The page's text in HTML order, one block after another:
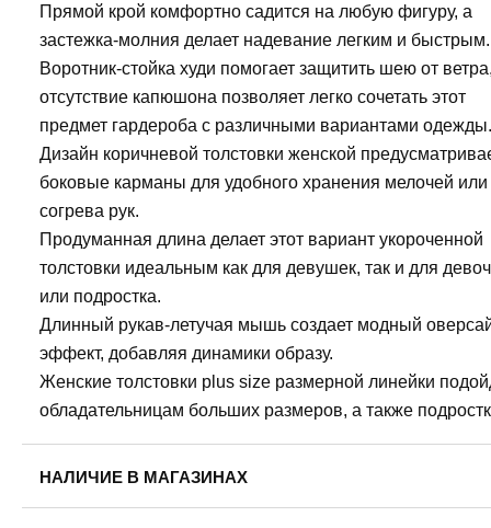
Прямой крой комфортно садится на любую фигуру, а
застежка-молния делает надевание легким и быстрым.
Воротник-стойка худи помогает защитить шею от
отсутствие капюшона позволяет легко сочетать этот
предмет гардероба с различными вариантами одежды.
Дизайн коричневой толстовки женской
боковые карманы для удобного хранения мелочей или
согрева рук.
Продуманная длина делает этот вариант укороченной
толстовки идеальным как для девушек, так и для
или подростка.
Длинный рукав-летучая мышь создает модный
эффект, добавляя динамики образу.
Женские толстовки plus size размерной линейки
обладательницам больших размеров, а также
НАЛИЧИЕ В МАГАЗИНАХ